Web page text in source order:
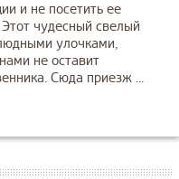
и не посетить ее
чудесный свелый
улочками,
не оставит
Сюда приезж ...